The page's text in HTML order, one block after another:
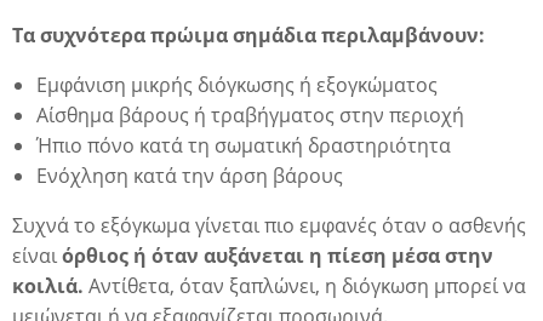
Τα συχνότερα πρώιμα σημάδια περιλαμβάνουν:
Εμφάνιση μικρής διόγκωσης ή εξογκώματος
Αίσθημα βάρους ή τραβήγματος στην περιοχή
Ήπιο πόνο κατά τη σωματική δραστηριότητα
Ενόχληση κατά την άρση βάρους
Συχνά το εξόγκωμα γίνεται πιο εμφανές όταν ο ασθενής
είναιόρθιος ή όταν αυξάνεται η πίεση μέσα στην
κοιλιά. Αντίθετα, όταν ξαπλώνει, η διόγκωση μπορεί να